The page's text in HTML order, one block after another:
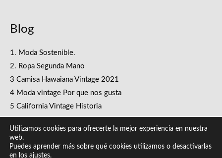
Blog
1. Moda Sostenible.
2. Ropa Segunda Mano
3 Camisa Hawaiana Vintage 2021
4 Moda vintage Por que nos gusta
5 California Vintage Historia
Utilizamos cookies para ofrecerte la mejor experiencia en nuestra
web.
Puedes aprender más sobre qué cookies utilizamos o desactivarlas
en los ajustes.